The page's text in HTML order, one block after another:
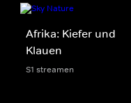
Afrika: Kiefer und
Klauen
S1 streamen